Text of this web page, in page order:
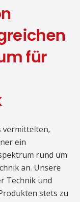
für
vermittelten,
ein
rund um
an. Unsere
Technik und
stets zu